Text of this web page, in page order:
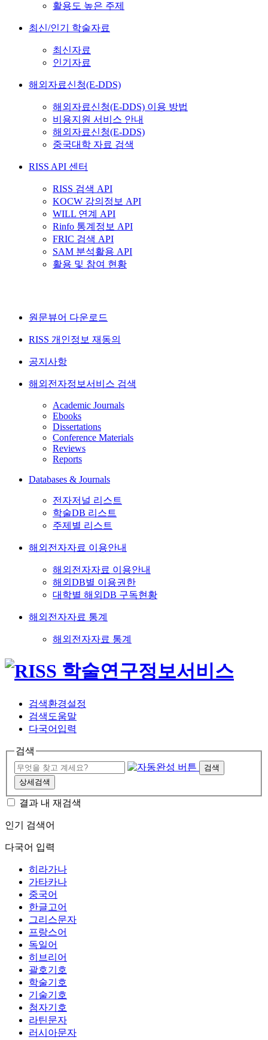
활용도 높은 주제
최신/인기 학술자료
최신자료
인기자료
해외자료신청(E-DDS)
해외자료신청(E-DDS) 이용 방법
비용지원 서비스 안내
해외자료신청(E-DDS)
중국대학 자료 검색
RISS API 센터
RISS 검색 API
KOCW 강의정보 API
WILL 연계 API
Rinfo 통계정보 API
FRIC 검색 API
SAM 분석활용 API
활용 및 참여 현황
원문뷰어 다운로드
RISS 개인정보 재동의
공지사항
해외전자정보서비스 검색
Academic Journals
Ebooks
Dissertations
Conference Materials
Reviews
Reports
Databases & Journals
전자저널 리스트
학술DB 리스트
주제별 리스트
해외전자자료 이용안내
해외전자자료 이용안내
해외DB별 이용권한
대학별 해외DB 구독현황
해외전자자료 통계
해외전자자료 통계
검색환경설정
검색도움말
다국어입력
검색
검색
상세검색
결과 내 재검색
인기 검색어
다국어 입력
히라가나
가타카나
중국어
한글고어
그리스문자
프랑스어
독일어
히브리어
괄호기호
학술기호
기술기호
첨자기호
라틴문자
러시아문자